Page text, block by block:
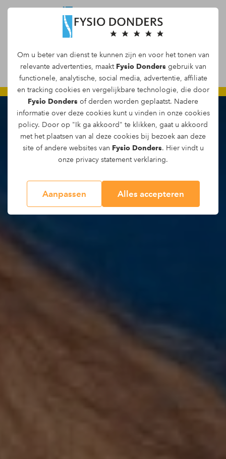
Om u beter van dienst te kunnen zijn en voor het tonen van
relevante advertenties, maakt Fysio Donders gebruik van
functionele, analytische, social media, advertentie, affiliate
en tracking cookiesen vergelijkbare technologie, die door
Fysio Donders of derden worden geplaatst. Nadere
informatie over deze cookies kunt u vinden in onze cookies
policy. Door op "Ik ga akkoord" te klikken, gaat u akkoord
met het plaatsen van al deze cookies bij bezoek aan deze
site of andere websites van Fysio Donders. Hier vindt u
onze privacy statementverklaring.
Aanpassen Alles accepteren
Maak een afspraak
GRATIS INLOOPSPREEKUUR: Zonder
doorverwijzing van uw huisarts
JA ik wil vandaag Gratis pijnadvies